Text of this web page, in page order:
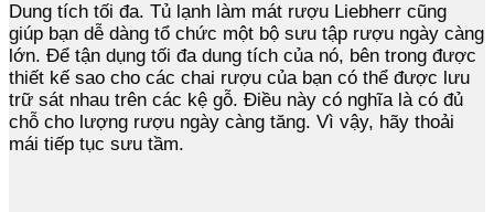
Dung tích tối đa. Tủ lạnh làm mát rượu Liebherr cũng
giúp bạn dễ dàng tổ chức một bộ sưu tập rượu ngày càng
lớn. Để tận dụng tối đa dung tích của nó, bên trong được
thiết kế sao cho các chai rượu của bạn có thể được lưu
trữ sát nhau trên các kệ gỗ. Điều này có nghĩa là có đủ
chỗ cho lượng rượu ngày càng tăng. Vì vậy, hãy thoải
mái tiếp tục sưu tầm.